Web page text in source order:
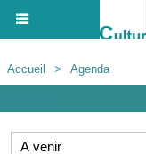
Accueil > Agenda